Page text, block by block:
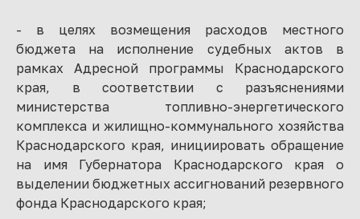
- в целях возмещения расходов местного
бюджета на исполнение судебных актов в
рамках Адресной программы Краснодарского
края, в соответствии с разъяснениями
министерства топливно-энергетического
комплекса и жилищно-коммунального хозяйства
Краснодарского края, инициировать обращение
на имя Губернатора Краснодарского края о
выделении бюджетных ассигнований резервного
фонда Краснодарского края;